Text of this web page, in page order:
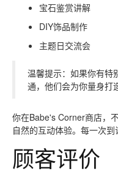
宝石鉴赏讲解
DIY饰品制作
主题日交流会
温馨提示：如果你有特
通，他们会为你量身打
你在Babe's Corner商店，
自然的互动体验。每一次到
顾客评价